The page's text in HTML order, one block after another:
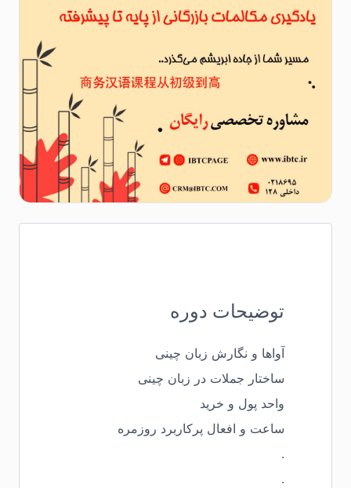
توضیحات دوره
آواها و نگارش زبان چینی
ساختار جملات در زبان چینی
واحد پول و خرید
ساعت و افعال پرکاربرد روزمره
.
.